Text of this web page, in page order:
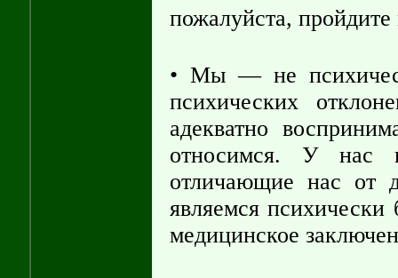
пожалуйста,
• Мы — не
психических
адекватно
относимся. У нас
отличающие нас от
являемся
медицинское